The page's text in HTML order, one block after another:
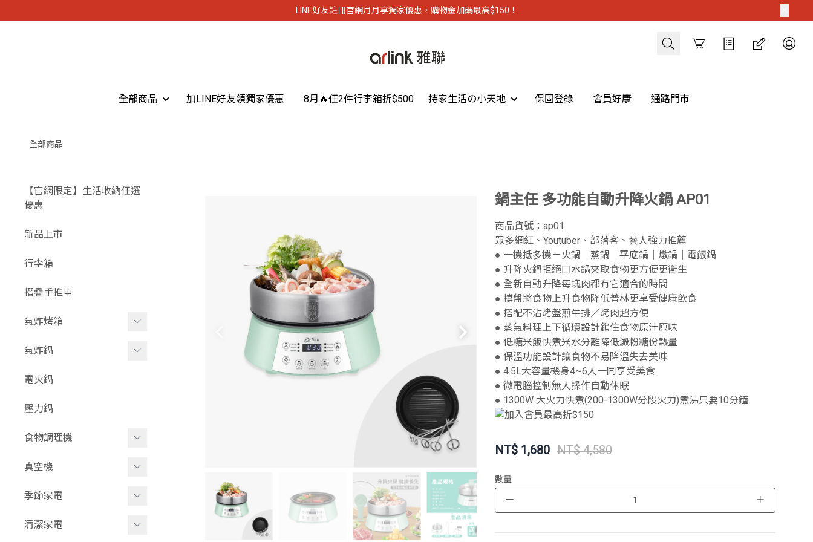
LINE好友註冊官網月月享獨家優惠，購物金加碼最高$150！
Cart
全部商品 加LINE好友領獨家優惠 8月🔥任2件行李箱折$500 持家生活の小天地 保固登錄 會員好康 通路門市
全部商品
【官網限定】生活收納任選
優惠
新品上市
行李箱
摺疊手推車
氣炸烤箱
蒸氣氣炸烤箱
氣炸烤箱配件
氣炸鍋
蒸氣氣炸鍋
電子式氣炸鍋
氣炸鍋配件
電火鍋
壓力鍋
食物調理機
多功能電動調理機
食物調理機配件
真空機
免插電食物真空機
真空盒
季節家電
水冷霧化器
清潔家電
鍋主任 多功能自動升降火鍋 AP01
商品貨號：ap01
眾多網紅、Youtuber、部落客、藝人強力推薦
● 一機抵多機－火鍋｜蒸鍋｜平底鍋｜燉鍋｜電飯鍋
● 升降火鍋拒絕口水鍋夾取食物更方便更衛生
● 全新自動升降每塊肉都有它適合的時間
● 撐盤將食物上升食物降低普林更享受健康飲食
● 搭配不沾烤盤煎牛排／烤肉超方便
● 蒸氣料理上下循環設計鎖住食物原汁原味
● 低糖米飯快煮米水分離降低澱粉糖份熱量
● 保溫功能設計讓食物不易降溫失去美味
● 4.5L大容量機身4~6人一同享受美食
● 微電腦控制無人操作自動休眠
● 1300W 大火力快煮(200-1300W分段火力)煮沸只要10分鐘
NT$1,680 NT$ 4,580
數量
－ ＋